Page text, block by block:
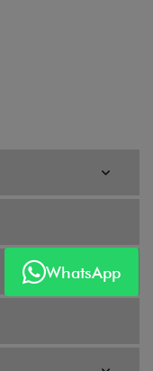
WhatsApp